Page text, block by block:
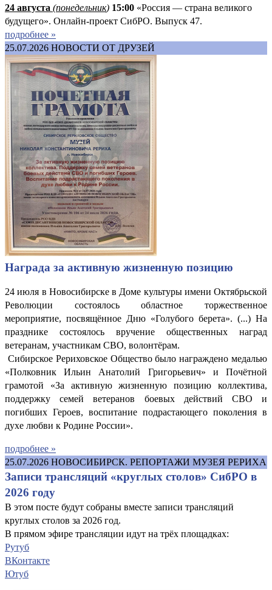
24 августа (понедельник) 15:00 «Россия — страна великого
будущего». Онлайн-проект СибРО. Выпуск 47.
подробнее »
25.07.2026 НОВОСТИ ОТ ДРУЗЕЙ
Награда за активную жизненную позицию
24 июля в Новосибирске в Доме культуры имени Октябрьской
Революции состоялось областное торжественное
мероприятие, посвящённое Дню «Голубого берета». (...) На
празднике состоялось вручение общественных наград
ветеранам, участникам СВО, волонтёрам.
Сибирское Рериховское Общество было награждено медалью
«Полковник Ильин Анатолий Григорьевич» и Почётной
грамотой «За активную жизненную позицию коллектива,
поддержку семей ветеранов боевых действий СВО и
погибших Героев, воспитание подрастающего поколения в
духе любви к Родине России».
подробнее »
25.07.2026 НОВОСИБИРСК. РЕПОРТАЖИ МУЗЕЯ РЕРИХА
Записи трансляций «круглых столов» СибРО в
2026 году
В этом посте будут собраны вместе записи трансляций
круглых столов за 2026 год.
В прямом эфире трансляции идут на трёх площадках:
Рутуб
ВКонтакте
Ютуб